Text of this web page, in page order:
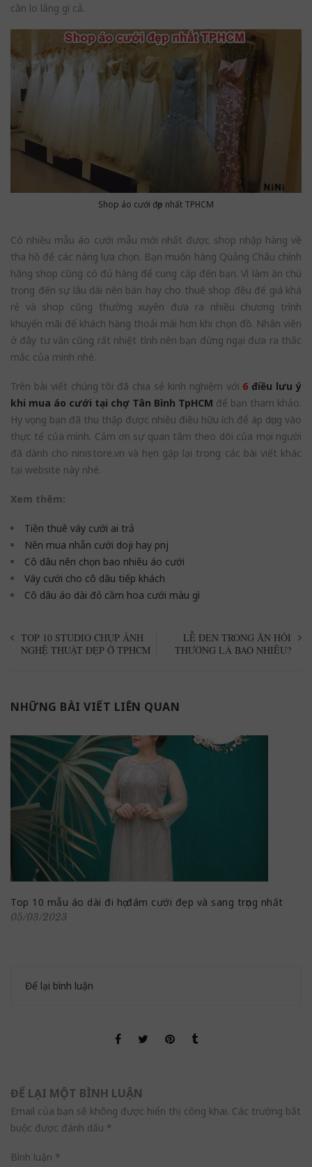
cần lo lắng gì cả.
Shop áo cưới đẹp nhất TPHCM
Có nhiều mẫu áo cưới mẫu mới nhất được shop nhập hàng về
tha hồ để các nàng lựa chọn. Bạn muốn hàng Quảng Châu chính
hãng shop cũng có đủ hàng để cung cấp đến bạn. Vì làm ăn chú
trọng đến sự lâu dài nên bán hay cho thuê shop đều để giá khá
rẻ và shop cũng thường xuyên đưa ra nhiều chương trình
khuyến mãi để khách hàng thoải mái hơn khi chọn đồ. Nhân viên
ở đây tư vấn cũng rất nhiệt tình nên bạn đừng ngại đưa ra thắc
mắc của mình nhé.
Trên bài viết chúng tôi đã chia sẻ kinh nghiệm với 6 điều lưu ý
khi mua áo cưới tại chợ Tân Bình TpHCM để bạn tham khảo.
Hy vọng bạn đã thu thập được nhiều điều hữu ích để áp dụng vào
thực tế của mình. Cảm ơn sự quan tâm theo dõi của mọi người
đã dành cho ninistore.vn và hẹn gặp lại trong các bài viết khác
tại website này nhé.
Xem thêm:
Tiền thuê váy cưới ai trả
Nên mua nhẫn cưới doji hay pnj
Cô dâu nên chọn bao nhiêu áo cưới
Váy cưới cho cô dâu tiếp khách
Cô dâu áo dài đỏ cầm hoa cưới màu gì
TOP 10 STUDIO CHỤP ẢNH
NGHỆ THUẬT ĐẸP Ở TPHCM
LỄ ĐEN TRONG ĂN HỎI
THƯỜNG LÀ BAO NHIÊU?
NHỮNG BÀI VIẾT LIÊN QUAN
Top 10 mẫu áo dài đi họ đám cưới đẹp và sang trọng nhất
05/03/2023
Để lại bình luận
ĐỂ LẠI MỘT BÌNH LUẬN
Email của bạn sẽ không được hiển thị công khai. Các trường bắt
buộc được đánh dấu *
Bình luận *